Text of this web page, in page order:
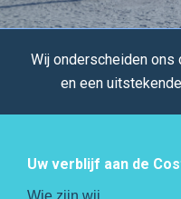
Wij onderscheiden
en een
Uw verblijf aan de
Wie zijn wij